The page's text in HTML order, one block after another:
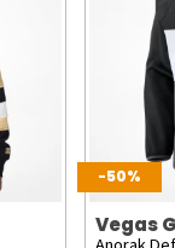
-50%
Vegas